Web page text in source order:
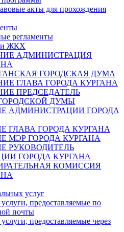
акты для прохождения
регламенты
ЖКХ
АДМИНИСТРАЦИЯ
ГОРОДСКАЯ ДУМА
ГЛАВА ГОРОДА КУРГАНА
ПРЕДСЕДАТЕЛЬ
ДУМЫ
АДМИНИСТРАЦИИ ГОРОДА
ГЛАВА ГОРОДА КУРГАНА
МЭР ГОРОДА КУРГАНА
РУКОВОДИТЕЛЬ
ГОРОДА КУРГАНА
КОМИССИЯ
услуг
предоставляемые по
почты
предоставляемые через